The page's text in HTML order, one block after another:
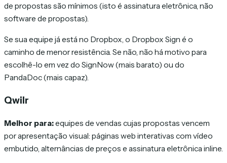
de propostas são mínimos (isto é assinatura eletrônica, não
software de propostas).
Se sua equipe já está no Dropbox, o Dropbox Sign é o
caminho de menor resistência. Se não, não há motivo para
escolhê-lo em vez do SignNow (mais barato) ou do
PandaDoc (mais capaz).
Qwilr
Melhor para:equipes de vendas cujas propostas vencem
por apresentação visual: páginas web interativas com vídeo
embutido, alternâncias de preços e assinatura eletrônica inline.